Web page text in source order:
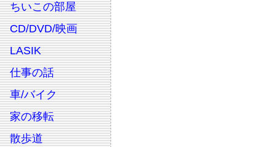
ちいこの部屋
CD/DVD/映画
LASIK
仕事の話
車/バイク
家の移転
散歩道